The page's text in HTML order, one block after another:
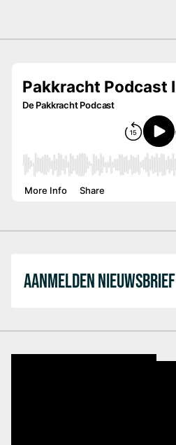
AANMELDEN NIEUWSBRIEF